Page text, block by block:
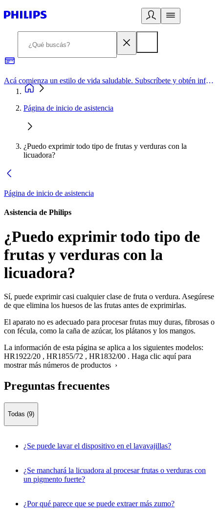
Acá comienza un estilo de vida saludable. Subscríbete y obtén información de primera mano
Página de inicio de asistencia
¿Puedo exprimir todo tipo de frutas y verduras con la
licuadora?
Página de inicio de asistencia
Asistencia de Philips
¿Puedo exprimir todo tipo de
frutas y verduras con la
licuadora?
Sí, puede exprimir casi cualquier clase de fruta o verdura. Asegúrese
de que elimina los huesos de las frutas antes de exprimirlas.
El aparato no es adecuado para procesar frutas muy duras, fibrosas o
con fécula, como la caña de azúcar, los plátanos y los mangos.
La información de esta página se aplica a los siguientes modelos:
HR1922/20 , HR1855/72 , HR1832/00 . Haga clic aquí para
mostrar más números de productos ›
Preguntas frecuentes
Todas (9)
¿Se puede lavar el dispositivo en el lavavajillas?
¿Se manchará la licuadora al procesar frutas o verduras con
un pigmento fuerte?
¿Por qué parece que se puede extraer más zumo?